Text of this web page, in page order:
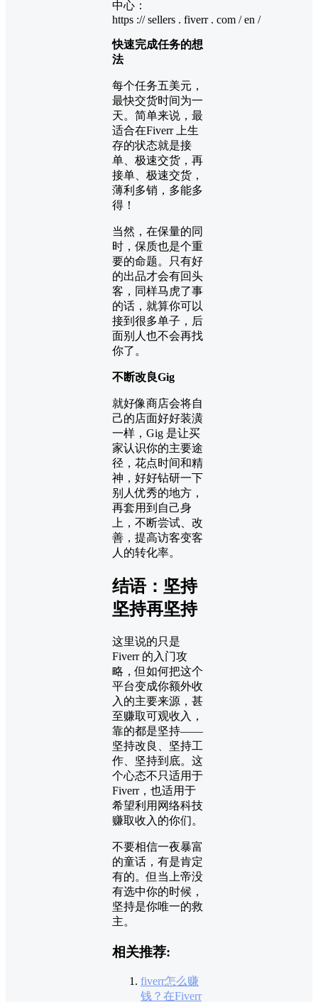
中心：
https :// sellers . fiverr . com / en /
快速完成任务的想
法
每个任务五美元，
最快交货时间为一
天。简单来说，最
适合在Fiverr 上生
存的状态就是接
单、极速交货，再
接单、极速交货，
薄利多销，多能多
得！
当然，在保量的同
时，保质也是个重
要的命题。只有好
的出品才会有回头
客，同样马虎了事
的话，就算你可以
接到很多单子，后
面别人也不会再找
你了。
不断改良Gig
就好像商店会将自
己的店面好好装潢
一样，Gig 是让买
家认识你的主要途
径，花点时间和精
神，好好钻研一下
别人优秀的地方，
再套用到自己身
上，不断尝试、改
善，提高访客变客
人的转化率。
结语：坚持
坚持再坚持
这里说的只是
Fiverr 的入门攻
略，但如何把这个
平台变成你额外收
入的主要来源，甚
至赚取可观收入，
靠的都是坚持——
坚持改良、坚持工
作、坚持到底。这
个心态不只适用于
Fiverr，也适用于
希望利用网络科技
赚取收入的你们。
不要相信一夜暴富
的童话，有是肯定
有的。但当上帝没
有选中你的时候，
坚持是你唯一的救
主。
相关推荐:
fiverr怎么赚
钱？在Fiverr